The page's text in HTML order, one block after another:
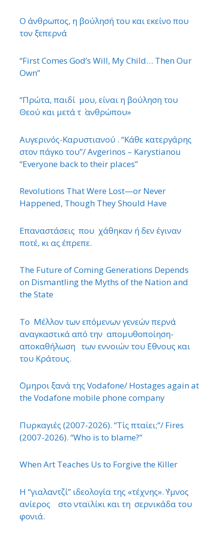
Ο άνθρωπος, η βούλησή του και εκείνο που
τον ξεπερνά
“First Comes God’s Will, My Child… Then Our
Own”
“Πρώτα, παιδί μου, είναι η βούληση του
Θεού και μετά τ ΄ ανθρώπου»
Αυγερινός-Καρυστιανού . “Κάθε κατεργάρης
στον πάγκο του”/ Avgerinos – Karystianou
“Εveryone back to their places”
Revolutions That Were Lost—or Never
Happened, Though They Should Have
Επαναστάσεις που χάθηκαν ή δεν έγιναν
ποτέ, κι ας έπρεπε.
The Future of Coming Generations Depends
on Dismantling the Myths of the Nation and
the State
Το Μέλλον των επόμενων γενεών περνά
αναγκαστικά από την απομυθοποίηση-
αποκαθήλωση των εννοιών του ΄Εθνους και
του Κράτους.
΄Ομηροι ξανά της Vodafone/ Hostages again at
the Vodafone mobile phone company
Πυρκαγιές (2007-2026). “Τίς πταίει;”/ Fires
(2007-2026). “Who is to blame?”
When Art Teaches Us to Forgive the Killer
Η “γιαλαντζί” ιδεολογία της «τέχνης». ΄Υμνος
ανίερος στο νταϊλίκι και τη σερνικάδα του
φονιά.